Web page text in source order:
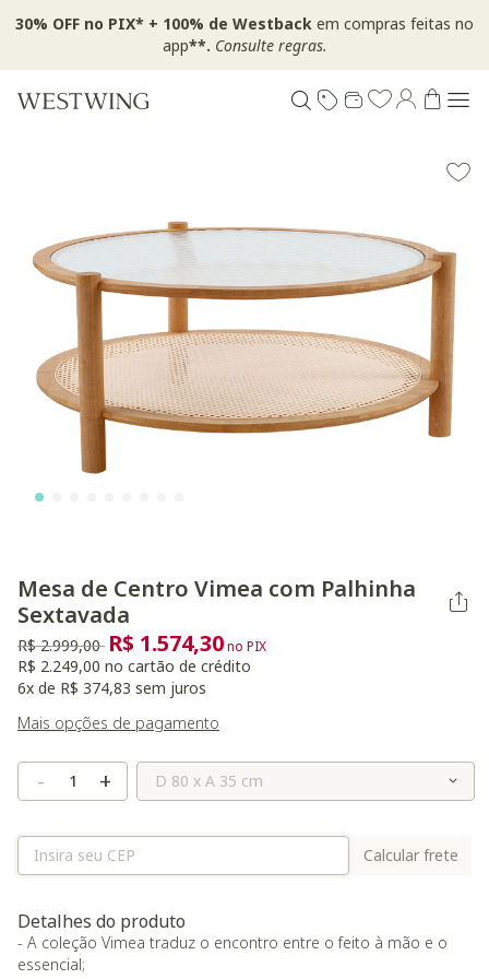
30% OFF no PIX* + 100% de Westback em compras feitas no
app**. Consulte regras.
Mesa de Centro Vimea com Palhinha
Sextavada
Preço reduzido de
R$ 2.999,00 para
R$ 1.574,30no PIX
R$ 2.249,00 no cartão de crédito
6x de R$ 374,83 sem juros
Mais opções de pagamento
- + Selecione o Tamanho
Calcular frete
Detalhes do produto
- A coleção Vimea traduz o encontro entre o feito à mão e o
essencial;